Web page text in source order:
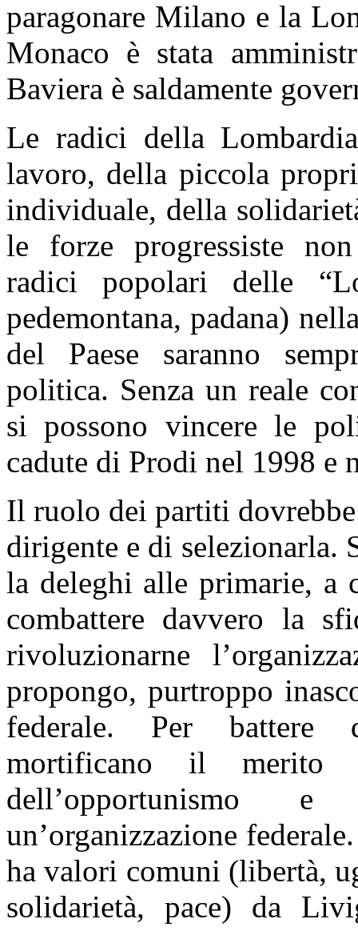
paragonare Milano e la
Monaco è stata
Baviera è saldamente
Le radici della
lavoro, della piccola
individuale, della
le forze progressiste non
radici popolari delle
pedemontana, padana)
del Paese saranno
politica. Senza un reale
si possono vincere le
cadute di Prodi nel 1998 e
Il ruolo dei partiti
dirigente e di selezionarla.
la deleghi alle primarie, a
combattere davvero la
rivoluzionarne
propongo, purtroppo
federale. Per battere
mortificano il merito
dell’opportunismo
un’organizzazione
ha valori comuni (libertà,
solidarietà, pace) da